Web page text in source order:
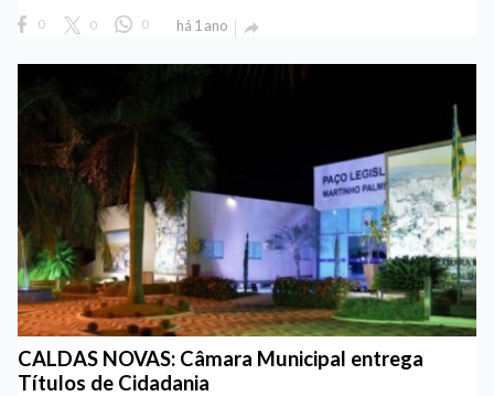
0 0 0 há 1 ano 
CALDAS NOVAS: Câmara Municipal entrega
Títulos de Cidadania